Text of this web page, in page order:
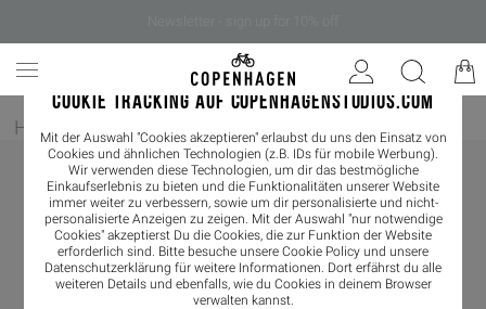
COOKIE TRACKING AUF COPENHAGENSTUDIOS.COM
Mit der Auswahl "Cookies akzeptieren" erlaubst du uns den Einsatz von
Cookies und ähnlichen Technologien (z.B. IDs für mobile Werbung).
Wir verwenden diese Technologien, um dir das bestmögliche
Einkaufserlebnis zu bieten und die Funktionalitäten unserer Website
immer weiter zu verbessern, sowie um dir personalisierte und nicht-
personalisierte Anzeigen zu zeigen. Mit der Auswahl "nur notwendige
Cookies" akzeptierst Du die Cookies, die zur Funktion der Website
erforderlich sind. Bitte besuche unsere Cookie Policy und unsere
Datenschutzerklärung für weitere Informationen. Dort erfährst du alle
weiteren Details und ebenfalls, wie du Cookies in deinem Browser
verwalten kannst.
Home / Damen/ Schmuck